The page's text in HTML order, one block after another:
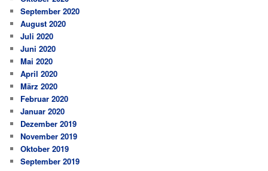
September 2020
August 2020
Juli 2020
Juni 2020
Mai 2020
April 2020
März 2020
Februar 2020
Januar 2020
Dezember 2019
November 2019
Oktober 2019
September 2019